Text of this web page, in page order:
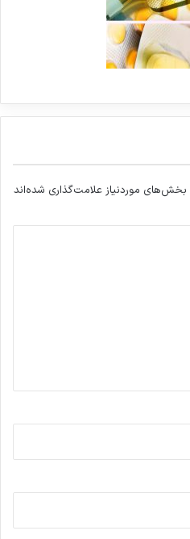
بخش‌های موردنیاز علامت‌گذاری شده‌اند